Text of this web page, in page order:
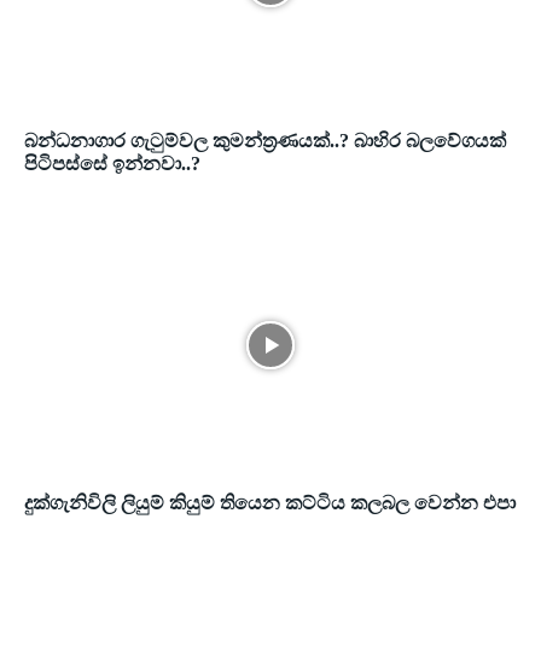
බන්ධනාගාර ගැටුම්වල කුමන්ත්‍රණයක්..? බාහිර බලවේගයක්
පිටිපස්සේ ඉන්නවා..?
දුක්ගැනිවිලි ලියුම් කියුම් තියෙන කට්ටිය කලබල වෙන්න එපා